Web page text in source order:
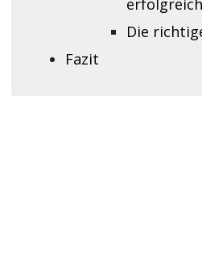
Die
Fazit